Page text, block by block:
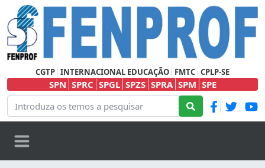
CGTP INTERNACIONAL EDUCAÇÃO FMTC CPLP-SE
SPN SPRC SPGL SPZS SPRA SPM SPE